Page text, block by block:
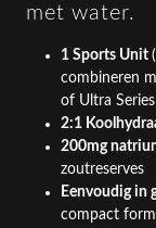
met water.
1 Sports Unit
combineren
of Ultra Series
2:1
200mg
zoutreserves
Eenvoudigin
compact